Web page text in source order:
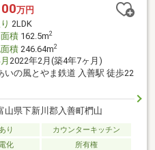
万円
2LDK
積162.5m2
積246.64m2
2022年2月(築4年7ヶ月)
いの風とやま鉄道 入善駅 徒歩22
山県下新川郡入善町椚山
り
カウンターキッチン
化 所有権